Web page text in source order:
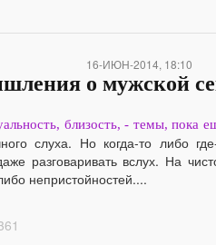
16-ИЮН-2014, 18:10
о мужской
близость, - темы, пока
слуха. Но когда-то либо
разговаривать вслух. На
непристойностей....